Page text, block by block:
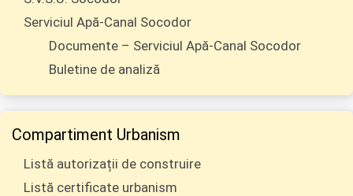
Serviciul Apă-Canal Socodor
Documente – Serviciul Apă-Canal Socodor
Buletine de analiză
Compartiment Urbanism
Listă autorizații de construire
Listă certificate urbanism